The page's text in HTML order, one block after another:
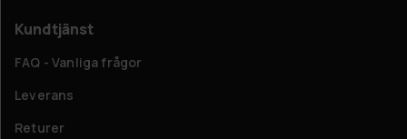
Kundtjänst
FAQ - Vanliga frågor
Leverans
Returer